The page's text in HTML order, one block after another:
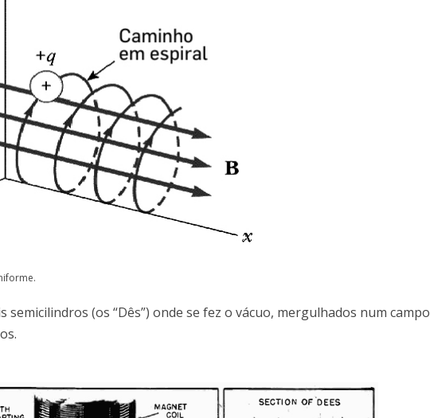
(os “Dês”) onde se fez o vácuo, mergulhados num campo